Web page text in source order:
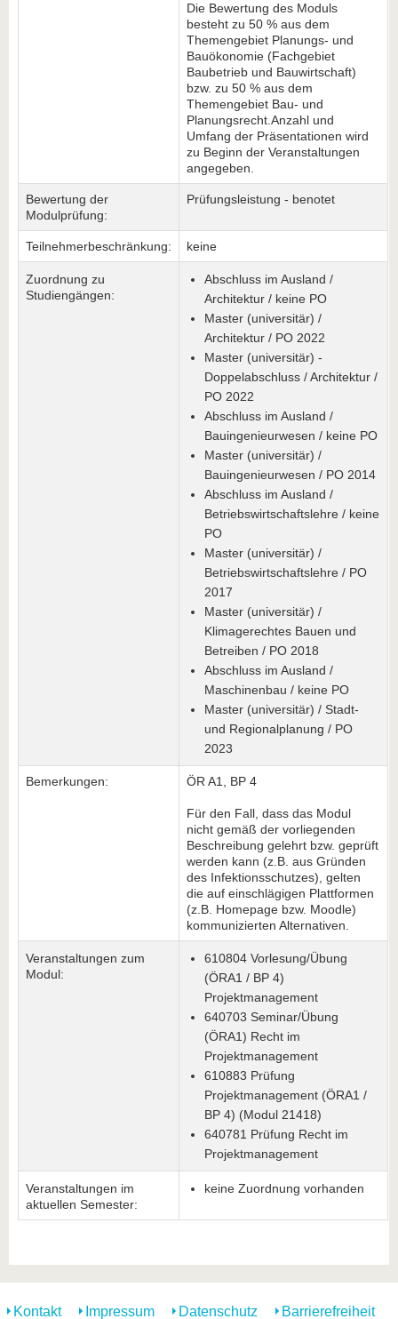
Die Bewertung des Moduls
besteht zu 50 % aus dem
Themengebiet Planungs- und
Bauökonomie (Fachgebiet
Baubetrieb und Bauwirtschaft)
bzw. zu 50 % aus dem
Themengebiet Bau- und
Planungsrecht.Anzahl und
Umfang der Präsentationen wird
zu Beginn der Veranstaltungen
angegeben.
Bewertung der
Modulprüfung:
Prüfungsleistung - benotet
Teilnehmerbeschränkung: keine
Zuordnung zu
Studiengängen:
Abschluss im Ausland /
Architektur / keine PO
Master (universitär) /
Architektur / PO 2022
Master (universitär) -
Doppelabschluss / Architektur /
PO 2022
Abschluss im Ausland /
Bauingenieurwesen / keine PO
Master (universitär) /
Bauingenieurwesen / PO 2014
Abschluss im Ausland /
Betriebswirtschaftslehre / keine
PO
Master (universitär) /
Betriebswirtschaftslehre / PO
2017
Master (universitär) /
Klimagerechtes Bauen und
Betreiben / PO 2018
Abschluss im Ausland /
Maschinenbau / keine PO
Master (universitär) / Stadt-
und Regionalplanung / PO
2023
Bemerkungen: ÖR A1, BP 4
Für den Fall, dass das Modul
nicht gemäß der vorliegenden
Beschreibung gelehrt bzw. geprüft
werden kann (z.B. aus Gründen
des Infektionsschutzes), gelten
die auf einschlägigen Plattformen
(z.B. Homepage bzw. Moodle)
kommunizierten Alternativen.
Veranstaltungen zum
Modul:
610804 Vorlesung/Übung
(ÖRA1 / BP 4)
Projektmanagement
640703 Seminar/Übung
(ÖRA1) Recht im
Projektmanagement
610883 Prüfung
Projektmanagement (ÖRA1 /
BP 4) (Modul 21418)
640781 Prüfung Recht im
Projektmanagement
Veranstaltungen im
aktuellen Semester:
keine Zuordnung vorhanden
Kontakt Impressum Datenschutz Barrierefreiheit